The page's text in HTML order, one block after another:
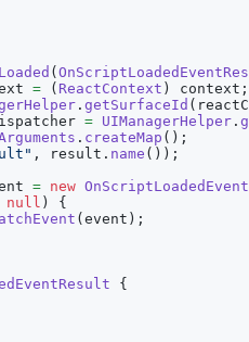
(
= ( ReactContext ) context ;
. getSurfaceId (
= UIManagerHelper .
. createMap ( ) ;
, result . name ( ) ) ;
= new OnScriptLoadedEvent
null )
{
(event ) ;
{